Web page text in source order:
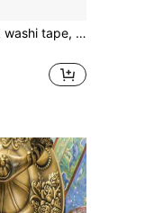
12 rollen roze strik washi tape, gemakkelijk af te scheuren, handige opbergmogelijkheid, geschikt voor planner lay-out, kaarten maken en feestdecoratie, kan worden gebruikt voor notitieboeken of DIY-decoratie